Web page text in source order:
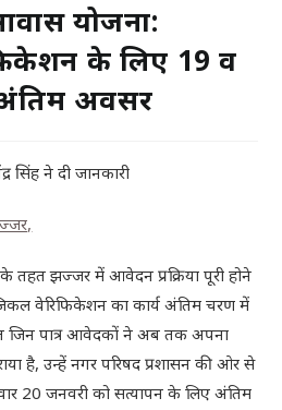
योजना:
के लिए 19 व
अवसर
ने दी जानकारी
तहत झज्जर में आवेदन प्रक्रिया पूरी होने
वेरिफिकेशन का कार्य अंतिम चरण में
जिन पात्र आवेदकों ने अब तक अपना
है, उन्हें नगर परिषद प्रशासन की ओर से
20 जनवरी को सत्यापन के लिए अंतिम